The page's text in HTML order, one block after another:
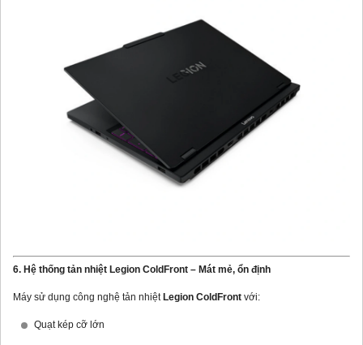
6. Hệ thống tản nhiệt Legion ColdFront – Mát mẻ, ổn định
Máy sử dụng công nghệ tản nhiệtLegion ColdFront với:
Quạt kép cỡ lớn